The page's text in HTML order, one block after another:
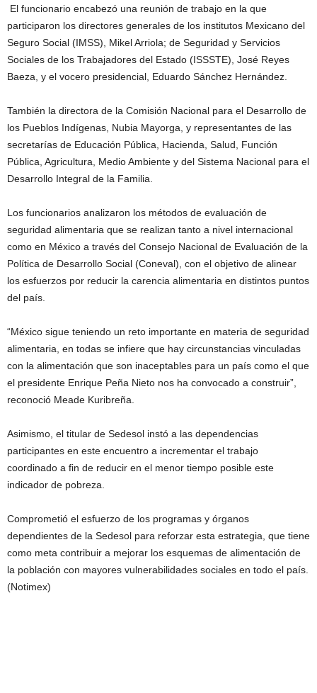
El funcionario encabezó una reunión de trabajo en la que
participaron los directores generales de los institutos Mexicano del
Seguro Social (IMSS), Mikel Arriola; de Seguridad y Servicios
Sociales de los Trabajadores del Estado (ISSSTE), José Reyes
Baeza, y el vocero presidencial, Eduardo Sánchez Hernández.
También la directora de la Comisión Nacional para el Desarrollo de
los Pueblos Indígenas, Nubia Mayorga, y representantes de las
secretarías de Educación Pública, Hacienda, Salud, Función
Pública, Agricultura, Medio Ambiente y del Sistema Nacional para el
Desarrollo Integral de la Familia.
Los funcionarios analizaron los métodos de evaluación de
seguridad alimentaria que se realizan tanto a nivel internacional
como en México a través del Consejo Nacional de Evaluación de la
Política de Desarrollo Social (Coneval), con el objetivo de alinear
los esfuerzos por reducir la carencia alimentaria en distintos puntos
del país.
“México sigue teniendo un reto importante en materia de seguridad
alimentaria, en todas se infiere que hay circunstancias vinculadas
con la alimentación que son inaceptables para un país como el que
el presidente Enrique Peña Nieto nos ha convocado a construir”,
reconoció Meade Kuribreña.
Asimismo, el titular de Sedesol instó a las dependencias
participantes en este encuentro a incrementar el trabajo
coordinado a fin de reducir en el menor tiempo posible este
indicador de pobreza.
Comprometió el esfuerzo de los programas y órganos
dependientes de la Sedesol para reforzar esta estrategia, que tiene
como meta contribuir a mejorar los esquemas de alimentación de
la población con mayores vulnerabilidades sociales en todo el país.
(Notimex)